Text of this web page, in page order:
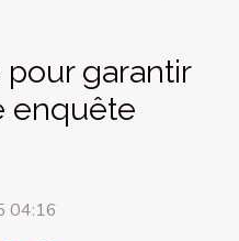
garantir
enquête
04:16